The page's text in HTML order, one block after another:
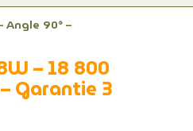
90° –
– 18 800
Garantie 3